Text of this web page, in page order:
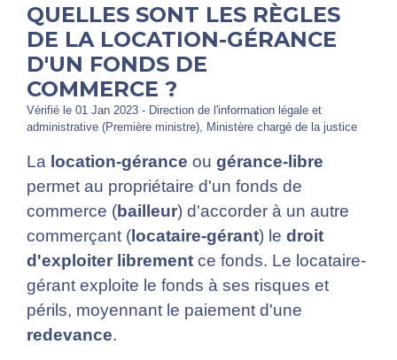
QUELLES SONT LES RÈGLES
DE LA LOCATION-GÉRANCE
D'UN FONDS DE
COMMERCE ?
Vérifié le 01 Jan 2023 - Direction de l'information légale et
administrative (Première ministre), Ministère chargé de la justice
La location-gérance ou gérance-libre
permet au propriétaire d'un fonds de
commerce (bailleur) d'accorder à un autre
commerçant (locataire-gérant) le droit
d'exploiter librement ce fonds. Le locataire-
gérant exploite le fonds à ses risques et
périls, moyennant le paiement d'une
redevance.